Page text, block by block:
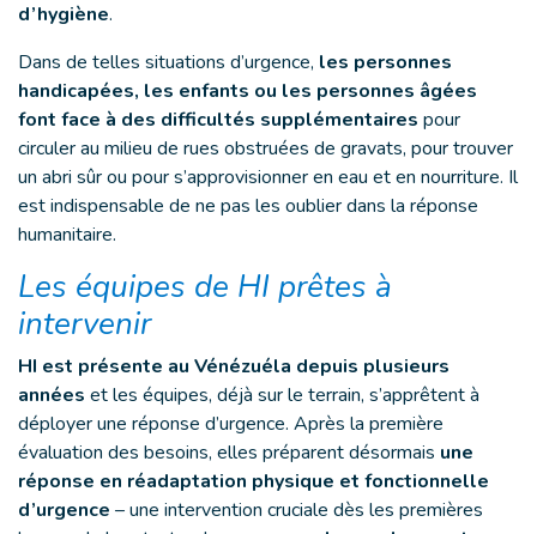
d’hygiène.
Dans de telles situations d’urgence, les personnes
handicapées, les enfants ou les personnes âgées
font face à des difficultés supplémentaires pour
circuler au milieu de rues obstruées de gravats, pour trouver
un abri sûr ou pour s’approvisionner en eau et en nourriture. Il
est indispensable de ne pas les oublier dans la réponse
humanitaire.
Les équipes de HI prêtes à
intervenir
HI est présente au Vénézuéla depuis plusieurs
années et les équipes, déjà sur le terrain, s’apprêtent à
déployer une réponse d’urgence. Après la première
évaluation des besoins, elles préparent désormais une
réponse en réadaptation physique et fonctionnelle
d’urgence – une intervention cruciale dès les premières